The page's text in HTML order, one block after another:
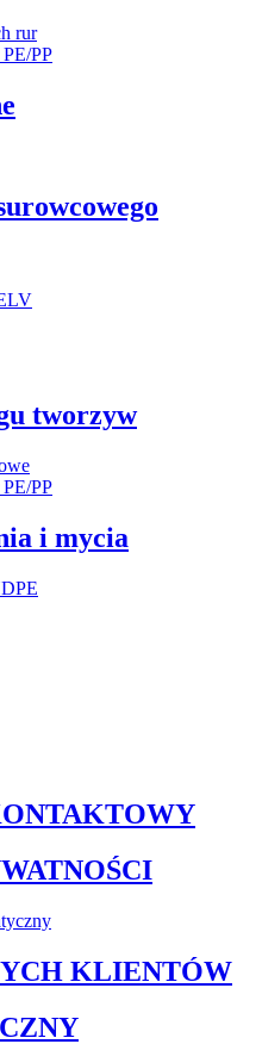
rur
PP
tworzyw
PP
i mycia
KLIENTÓW